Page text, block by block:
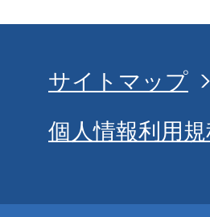
サイトマップ
個人情報利用規